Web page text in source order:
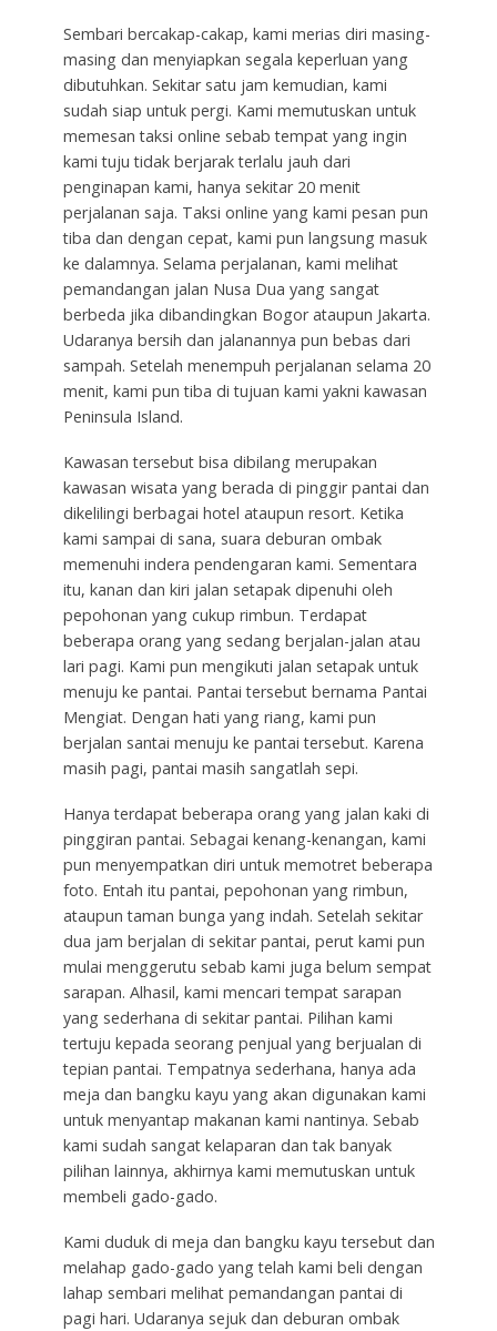
Sembari bercakap-cakap, kami merias diri masing-
masing dan menyiapkan segala keperluan yang
dibutuhkan. Sekitar satu jam kemudian, kami
sudah siap untuk pergi. Kami memutuskan untuk
memesan taksi online sebab tempat yang ingin
kami tuju tidak berjarak terlalu jauh dari
penginapan kami, hanya sekitar 20 menit
perjalanan saja. Taksi online yang kami pesan pun
tiba dan dengan cepat, kami pun langsung masuk
ke dalamnya. Selama perjalanan, kami melihat
pemandangan jalan Nusa Dua yang sangat
berbeda jika dibandingkan Bogor ataupun Jakarta.
Udaranya bersih dan jalanannya pun bebas dari
sampah. Setelah menempuh perjalanan selama 20
menit, kami pun tiba di tujuan kami yakni kawasan
Peninsula Island.
Kawasan tersebut bisa dibilang merupakan
kawasan wisata yang berada di pinggir pantai dan
dikelilingi berbagai hotel ataupun resort. Ketika
kami sampai di sana, suara deburan ombak
memenuhi indera pendengaran kami. Sementara
itu, kanan dan kiri jalan setapak dipenuhi oleh
pepohonan yang cukup rimbun. Terdapat
beberapa orang yang sedang berjalan-jalan atau
lari pagi. Kami pun mengikuti jalan setapak untuk
menuju ke pantai. Pantai tersebut bernama Pantai
Mengiat. Dengan hati yang riang, kami pun
berjalan santai menuju ke pantai tersebut. Karena
masih pagi, pantai masih sangatlah sepi.
Hanya terdapat beberapa orang yang jalan kaki di
pinggiran pantai. Sebagai kenang-kenangan, kami
pun menyempatkan diri untuk memotret beberapa
foto. Entah itu pantai, pepohonan yang rimbun,
ataupun taman bunga yang indah. Setelah sekitar
dua jam berjalan di sekitar pantai, perut kami pun
mulai menggerutu sebab kami juga belum sempat
sarapan. Alhasil, kami mencari tempat sarapan
yang sederhana di sekitar pantai. Pilihan kami
tertuju kepada seorang penjual yang berjualan di
tepian pantai. Tempatnya sederhana, hanya ada
meja dan bangku kayu yang akan digunakan kami
untuk menyantap makanan kami nantinya. Sebab
kami sudah sangat kelaparan dan tak banyak
pilihan lainnya, akhirnya kami memutuskan untuk
membeli gado-gado.
Kami duduk di meja dan bangku kayu tersebut dan
melahap gado-gado yang telah kami beli dengan
lahap sembari melihat pemandangan pantai di
pagi hari. Udaranya sejuk dan deburan ombak